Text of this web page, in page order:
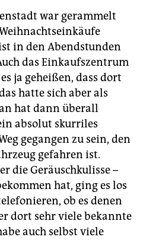
war gerammelt
in den Abendstunden
das Einkaufszentrum
ja geheißen, dass dort
hatte sich aber als
hat dann überall
absolut skurriles
gegangen zu sein, den
gefahren ist.
die Geräuschkulisse –
hat, ging es los
ob es denen
dort sehr viele bekannte
auch selbst viele